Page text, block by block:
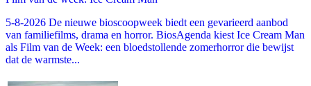
5-8-2026 De nieuwe bioscoopweek biedt een gevarieerd aanbod
van familiefilms, drama en horror. BiosAgenda kiest Ice Cream Man
als Film van de Week: een bloedstollende zomerhorror die bewijst
dat de warmste...